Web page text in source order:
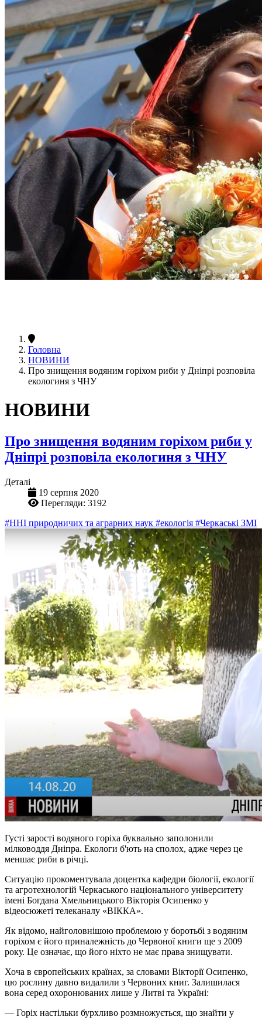
Головна
НОВИНИ
Про знищення водяним горіхом риби у Дніпрі розповіла
екологиня з ЧНУ
НОВИНИ
Про знищення водяним горіхом риби у
Дніпрі розповіла екологиня з ЧНУ
Деталі
19 серпня 2020
Перегляди: 3192
#ННІ природничих та аграрних наук #екологія #Черкаські ЗМІ
Густі зарості водяного горіха буквально заполонили
мілководдя Дніпра. Екологи б'ють на сполох, адже через це
меншає риби в річці.
Ситуацію прокоментувала доцентка кафедри біології, екології
та агротехнологій Черкаського національного університету
імені Богдана Хмельницького Вікторія Осипенко у
відеосюжеті телеканалу «ВІККА».
Як відомо, найголовнішою проблемою у боротьбі з водяним
горіхом є його приналежність до Червоної книги ще з 2009
року. Це означає, що його ніхто не має права знищувати.
Хоча в європейських країнах, за словами Вікторії Осипенко,
цю рослину давно видалили з Червоних книг. Залишилася
вона серед охоронюваних лише у Литві та Україні:
— Горіх настільки бурхливо розмножується, що знайти у